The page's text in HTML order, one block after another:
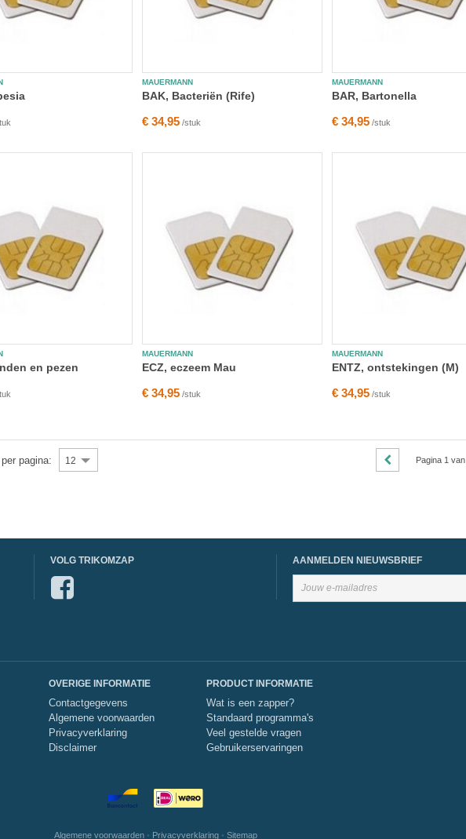
MAUERMANN
BAK, Bacteriën (Rife)
€ 34,95 /stuk
MAUERMANN
BAR, Bartonella
€ 34,95 /stuk
en pezen
MAUERMANN
ECZ, eczeem Mau
€ 34,95 /stuk
MAUERMANN
ENTZ, ontstekingen (M)
€ 34,95 /stuk
pagina: 12 Pagina 1 van
VOLG TRIKOMZAP AANMELDEN NIEUWSBRIEF
OVERIGE INFORMATIE
Contactgegevens
Algemene voorwaarden
Privacyverklaring
Disclaimer
PRODUCT INFORMATIE
Wat is een zapper?
Standaard programma's
Veel gestelde vragen
Gebruikerservaringen
Algemene voorwaarden• Privacyverklaring• Sitemap